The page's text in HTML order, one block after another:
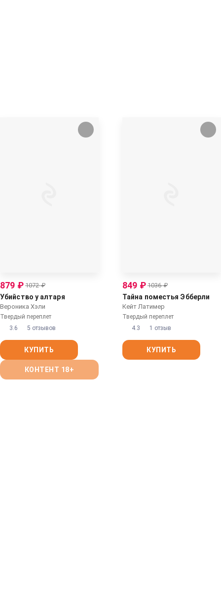
879 ₽ 1072₽
Убийство у алтаря
Вероника Хэли
Твердый переплет
3.6
5 отзывов
КУПИТЬ
КОНТЕНТ 18+
849 ₽ 1036₽
Тайна поместья Эбберли
Кейт Латимер
Твердый переплет
4.3
1 отзыв
КУПИТЬ